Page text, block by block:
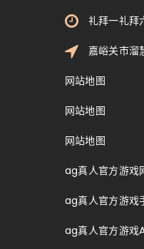
礼拜一礼
嘉峪关市溜
网站地图
网站地图
网站地图
ag真人官方游戏
ag真人官方游戏
ag真人官方游戏